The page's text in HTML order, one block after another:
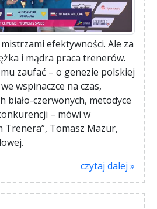
efektywności. Ale za
i mądra praca trenerów.
zaufać – o genezie polskiej
wspinaczce na czas,
biało-czerwonych, metodyce
– mówi w
Trenera”, Tomasz Mazur,
czytaj dalej »